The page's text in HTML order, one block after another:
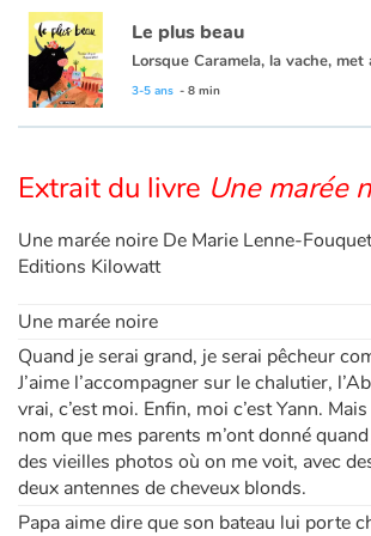
Le plus beau
3-5 ans - 8 min
Extrait du livre Une marée
Une marée noire De Marie Lenne-
Editions Kilowatt
Une marée noire
Quand je serai grand, je serai pêcheur
J’aime l’accompagner sur le chalutier,
vrai, c’est moi. Enfin, moi c’est Yann. Mais
nom que mes parents m’ont donné quand
des vieilles photos où on me voit, avec
deux antennes de cheveux blonds.
Papa aime dire que son bateau lui porte